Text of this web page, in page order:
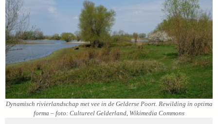
Dynamisch rivierlandschap met vee in de Gelderse Poort. Rewilding in optima
forma – foto: Cultureel Gelderland, Wikimedia Commons